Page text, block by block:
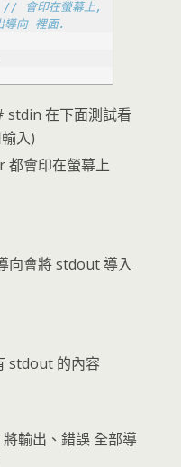
// 會印在螢幕上,
導向 裡面.
在下面測試看
入)
會印在螢幕上
向會將 stdout 導入
stdout 的內容
輸出、錯誤 全部導